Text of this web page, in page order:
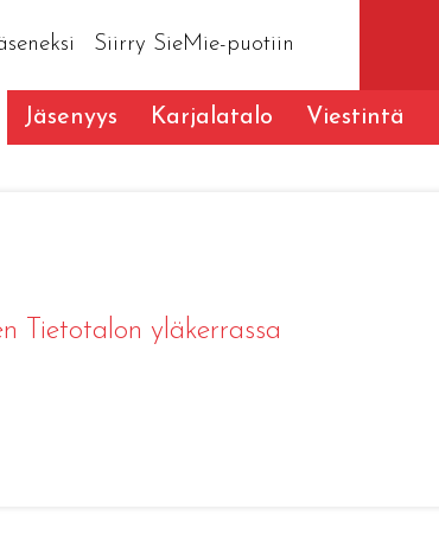
Siirry SieMie-puotiin
Jäsenyys Karjalatalo Viestintä
Tietotalon yläkerrassa